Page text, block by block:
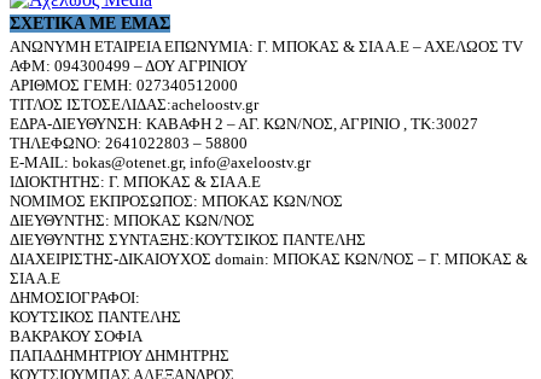
ΣΧΕΤΙΚΆ ΜΕ ΕΜΆΣ
ΑΝΩΝΥΜΗ ΕΤΑΙΡΕΙΑ ΕΠΩΝΥΜΙΑ: Γ. ΜΠΟΚΑΣ & ΣΙΑ Α.Ε – ΑΧΕΛΩΟΣ TV
ΑΦΜ: 094300499 – ΔΟΥ ΑΓΡΙΝΙΟΥ
ΑΡΙΘΜΟΣ ΓΕΜΗ: 027340512000
ΤΙΤΛΟΣ ΙΣΤΟΣΕΛΙΔΑΣ:acheloostv.gr
ΕΔΡΑ-ΔΙΕΥΘΥΝΣΗ: ΚΑΒΑΦΗ 2 – ΑΓ. ΚΩΝ/ΝΟΣ, ΑΓΡΙΝΙΟ , ΤΚ:30027
ΤΗΛΕΦΩΝΟ: 2641022803 – 58800
E-MAIL: bokas@otenet.gr, info@axeloostv.gr
ΙΔΙΟΚΤΗΤΗΣ: Γ. ΜΠΟΚΑΣ & ΣΙΑ Α.Ε
ΝΟΜΙΜΟΣ ΕΚΠΡΟΣΩΠΟΣ: ΜΠΟΚΑΣ ΚΩΝ/ΝΟΣ
ΔΙΕΥΘΥΝΤΗΣ: ΜΠΟΚΑΣ ΚΩΝ/ΝΟΣ
ΔΙΕΥΘΥΝΤΗΣ ΣΥΝΤΑΞΗΣ:ΚΟΥΤΣΙΚΟΣ ΠΑΝΤΕΛΗΣ
ΔΙΑΧΕΙΡΙΣΤΗΣ-ΔΙΚΑΙΟΥΧΟΣ domain: ΜΠΟΚΑΣ ΚΩΝ/ΝΟΣ – Γ. ΜΠΟΚΑΣ &
ΣΙΑ Α.Ε
ΔΗΜΟΣΙΟΓΡΑΦΟΙ:
ΚΟΥΤΣΙΚΟΣ ΠΑΝΤΕΛΗΣ
ΒΑΚΡΑΚΟΥ ΣΟΦΙΑ
ΠΑΠΑΔΗΜΗΤΡΙΟΥ ΔΗΜΗΤΡΗΣ
ΚΟΥΤΣΙΟΥΜΠΑΣ ΑΛΕΞΑΝΔΡΟΣ